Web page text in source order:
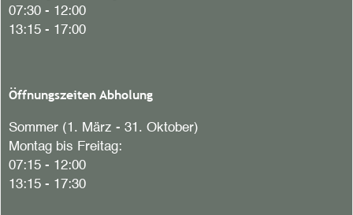
07:30 - 12:00
13:15 - 17:00
Öffnungszeiten Abholung
Sommer (1. März - 31. Oktober)
Montag bis Freitag:
07:15 - 12:00
13:15 - 17:30